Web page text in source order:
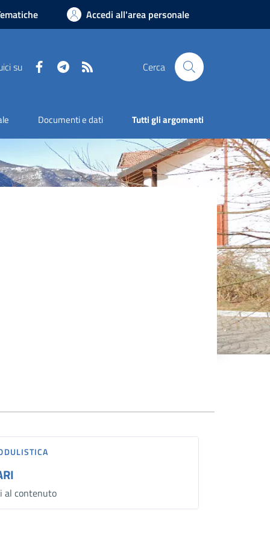
Accedi all'area personale
su FacebookTelegram Cerca
Documenti e dati Tutti gli argomenti
al contenuto